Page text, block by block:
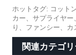
ホットタグ: コット
カー、サプライヤ
り、ファンシー、カ
関連カテゴ